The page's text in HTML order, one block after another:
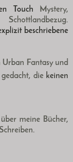
Touch
Mystery,
beschriebene
Urban Fantasy und
die keinen
meine Bücher,